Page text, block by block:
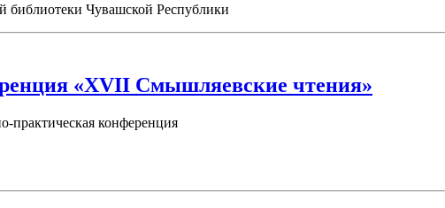
Чувашской Республики
«XVII Смышляевские чтения»
практическая конференция